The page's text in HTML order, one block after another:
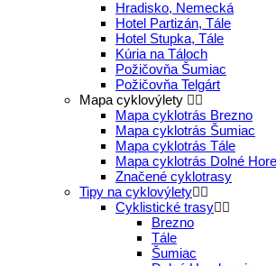
Hradisko, Nemecká
Hotel Partizán, Tále
Hotel Stupka, Tále
Kúria na Táloch
Požičovňa Šumiac
Požičovňa Telgárt
Mapa cyklovýlety
Mapa cyklotrás Brezno
Mapa cyklotrás Šumiac
Mapa cyklotrás Tále
Mapa cyklotrás Dolné
Značené cyklotrasy
Tipy na cyklovýlety
Cyklistické trasy
Brezno
Tále
Šumiac